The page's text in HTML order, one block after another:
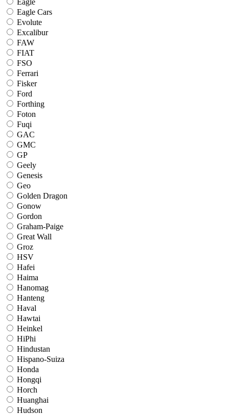
Eagle Cars
Evolute
Excalibur
FAW
FIAT
FSO
Ferrari
Fisker
Ford
Forthing
Foton
Fuqi
GAC
GMC
GP
Geely
Genesis
Geo
Golden Dragon
Gonow
Gordon
Graham-Paige
Great Wall
Groz
HSV
Hafei
Haima
Hanomag
Hanteng
Haval
Hawtai
Heinkel
HiPhi
Hindustan
Hispano-Suiza
Honda
Hongqi
Horch
Huanghai
Hudson